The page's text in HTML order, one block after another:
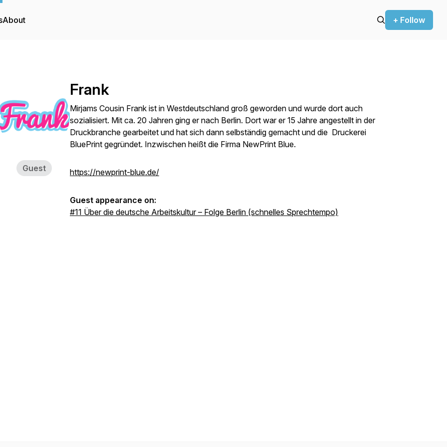
About + Follow
Guest
Frank
Mirjams Cousin Frank ist in Westdeutschland groß geworden und wurde dort auch
sozialisiert. Mit ca. 20 Jahren ging er nach Berlin. Dort war er 15 Jahre angestellt in der
Druckbranche gearbeitet und hat sich dann selbständig gemacht und die Druckerei
BluePrint gegründet. Inzwischen heißt die Firma NewPrint Blue.
https://newprint-blue.de/
Guest appearance on:
#11 Über die deutsche Arbeitskultur – Folge Berlin (schnelles Sprechtempo)